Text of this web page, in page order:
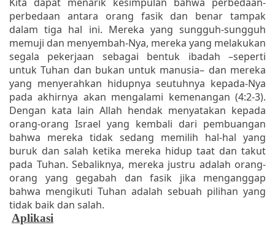
perbedaan antara orang fasik dan benar tampak
dalam tiga hal ini. Mereka yang sungguh-sungguh
memuji dan menyembah-Nya, mereka yang melakukan
segala pekerjaan sebagai bentuk ibadah –seperti
untuk Tuhan dan bukan untuk manusia– dan mereka
yang menyerahkan hidupnya seutuhnya kepada-Nya
pada akhirnya akan mengalami kemenangan (4:2-3).
Dengan kata lain Allah hendak menyatakan kepada
orang-orang Israel yang kembali dari pembuangan
bahwa mereka tidak sedang memilih hal-hal yang
buruk dan salah ketika mereka hidup taat dan takut
pada Tuhan. Sebaliknya, mereka justru adalah orang-
orang yang gegabah dan fasik jika menganggap
bahwa mengikuti Tuhan adalah sebuah pilihan yang
tidak baik dan salah.
Aplikasi